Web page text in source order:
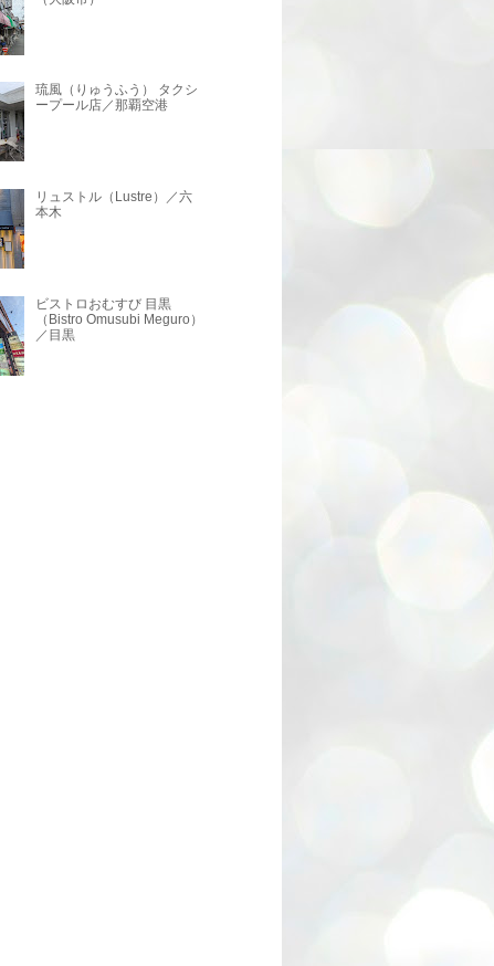
琉風（りゅうふう） タクシ
ープール店／那覇空港
リュストル（Lustre）／六
本木
ビストロおむすび 目黒
（Bistro Omusubi Meguro）
／目黒